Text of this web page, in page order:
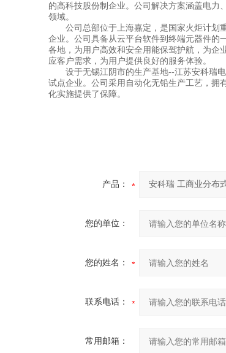
的高科技股份制企业。公司解决方案涵盖电力
领域。
公司总部位于上海嘉定，是国家火炬计划
企业。公司具备从云平台软件到终端元器件的
各地，为用户高效和安全用能保驾护航，为企
应客户需求，为用户提供良好的服务体验。
设于无锡江阴市的生产基地--江苏安科瑞
试点企业。公司采用自动化无铅生产工艺，拥
化实施提供了保障。
产品：
您的单位：
您的姓名：
联系电话：
常用邮箱：